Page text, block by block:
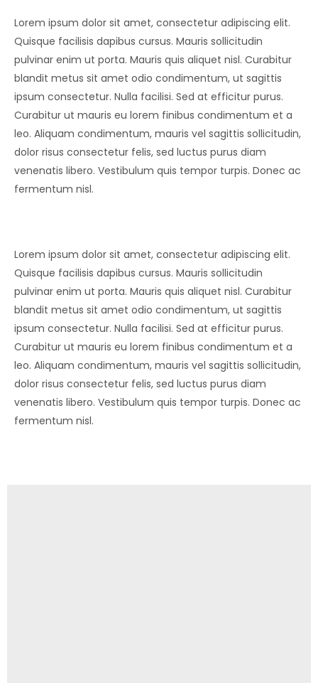
Lorem ipsum dolor sit amet, consectetur adipiscing elit.
Quisque facilisis dapibus cursus. Mauris sollicitudin
pulvinar enim ut porta. Mauris quis aliquet nisl. Curabitur
blandit metus sit amet odio condimentum, ut sagittis
ipsum consectetur. Nulla facilisi. Sed at efficitur purus.
Curabitur ut mauris eu lorem finibus condimentum et a
leo. Aliquam condimentum, mauris vel sagittis sollicitudin,
dolor risus consectetur felis, sed luctus purus diam
venenatis libero. Vestibulum quis tempor turpis. Donec ac
fermentum nisl.
Lorem ipsum dolor sit amet, consectetur adipiscing elit.
Quisque facilisis dapibus cursus. Mauris sollicitudin
pulvinar enim ut porta. Mauris quis aliquet nisl. Curabitur
blandit metus sit amet odio condimentum, ut sagittis
ipsum consectetur. Nulla facilisi. Sed at efficitur purus.
Curabitur ut mauris eu lorem finibus condimentum et a
leo. Aliquam condimentum, mauris vel sagittis sollicitudin,
dolor risus consectetur felis, sed luctus purus diam
venenatis libero. Vestibulum quis tempor turpis. Donec ac
fermentum nisl.